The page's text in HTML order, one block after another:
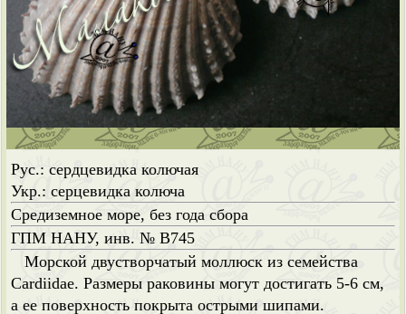
Рус.: сердцевидка колючая
Укр.: серцевидка колюча
Средиземное море, без года сбора
ГПМ НАНУ, инв. № B745
Морской двустворчатый моллюск из семейства
Cardiidae. Размеры раковины могут достигать 5-6 см,
а ее поверхность покрыта острыми шипами.